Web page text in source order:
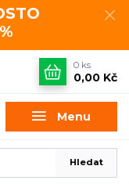
Menu
Hledat
0 ks
0,00 Kč